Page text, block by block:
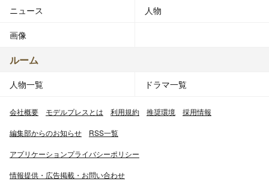
ニュース 人物
画像
ルーム
人物一覧 ドラマ一覧
会社概要 モデルプレスとは 利用規約 推奨環境 採用情報
編集部からのお知らせ RSS一覧
アプリケーションプライバシーポリシー
情報提供・広告掲載・お問い合わせ